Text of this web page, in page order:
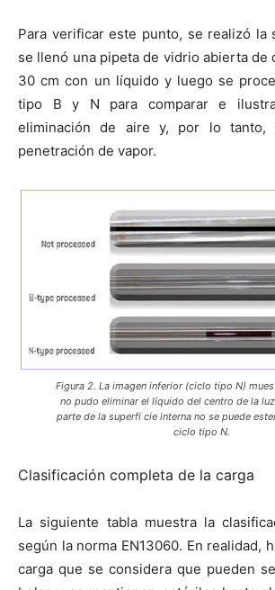
Para verificar este punto, se realizó la
se llenó una pipeta de vidrio abierta de
30 cm con un líquido y luego se
tipo B y N para comparar e
eliminación de aire y, por lo tanto,
penetración de vapor.
Figura 2. La imagen inferior (ciclo tipo N)
no pudo eliminar el líquido del centro de la
parte de la superfi cie interna no se puede
ciclo tipo N.
Clasificación completa de la carga
La siguiente tabla muestra la
según la norma EN13060. En realidad,
carga que se considera que pueden